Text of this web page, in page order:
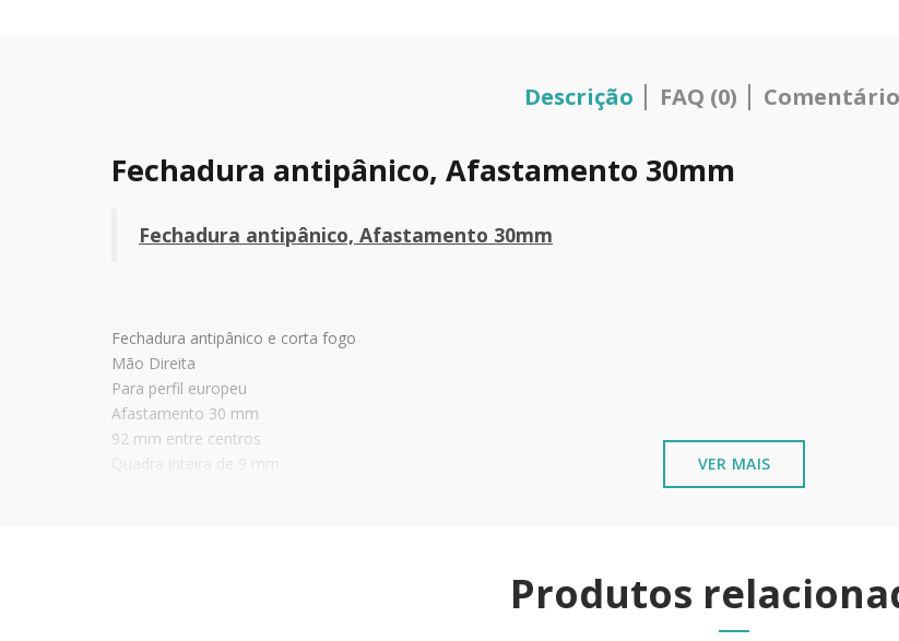
Descrição FAQ (0)
Fechadura antipânico, Afastamento 30mm
Fechadura antipânico, Afastamento 30mm
Fechadura antipânico e corta fogo
Mão Direita
Para perfil europeu
Afastamento 30 mm
92 mm entre centros
Quadra inteira de 9 mm
Aconselha-se a protecção de todos os elementos metálicos instalados junto ao mar ou
VER MAIS
Produtos